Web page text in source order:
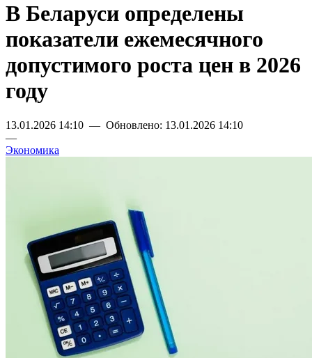
В Беларуси определены
показатели ежемесячного
допустимого роста цен в 2026
году
13.01.2026 14:10 — Обновлено: 13.01.2026 14:10
—
Экономика